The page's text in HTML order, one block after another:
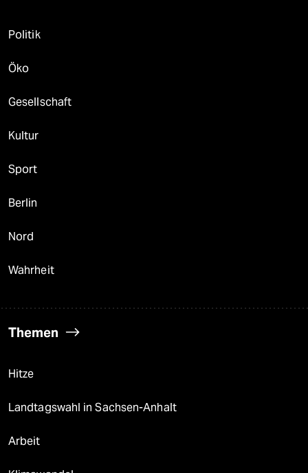
Politik
Öko
Gesellschaft
Kultur
Sport
Berlin
Nord
Wahrheit
Themen
Hitze
Landtagswahl in Sachsen-Anhalt
Arbeit